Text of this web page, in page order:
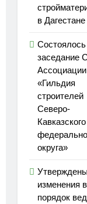
в Дагестане
Состоялось
заседание
«Гильдия
строителей
Северо-
Кавказского
округа»
изменения в
порядок